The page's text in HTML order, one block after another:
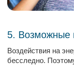
5. Возможные
Воздействия на
бесследно.